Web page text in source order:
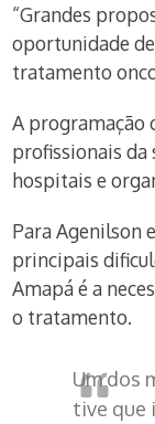
“Grandes
oportunidade
tratamento
A programação
profissionais da
hospitais e
Para Agenilson
principais
Amapá é a
o tratamento.
Um dos
tive que